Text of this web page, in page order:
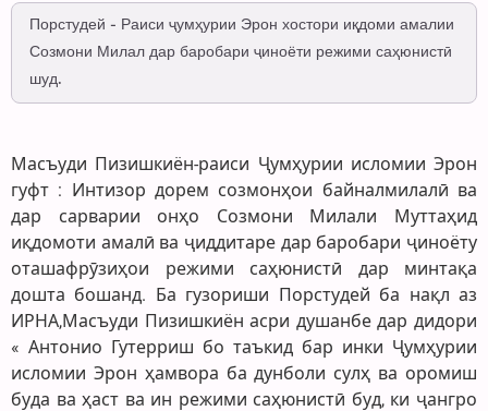
Порстудей - Раиси ҷумҳурии Эрон хостори иқдоми амалии
Созмони Милал дар баробари ҷиноёти режими саҳюнистӣ
шуд.
Масъуди Пизишкиён-раиси Ҷумҳурии исломии Эрон
гуфт : Интизор дорем созмонҳои байналмилалӣ ва
дар сарварии онҳо Созмони Милали Муттаҳид
иқдомоти амалӣ ва ҷиддитаре дар баробари ҷиноёту
оташафрӯзиҳои режими саҳюнистӣ дар минтақа
дошта бошанд. Ба гузориши Порстудей ба нақл аз
ИРНА,Масъуди Пизишкиён асри душанбе дар дидори
« Антонио Гутерриш бо таъкид бар инки Ҷумҳурии
исломии Эрон ҳамвора ба дунболи сулҳ ва оромиш
буда ва ҳаст ва ин режими саҳюнистӣ буд, ки ҷангро